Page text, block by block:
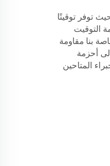
توفر توقيتًا
التوقيت
بنا مقاومة
أحزمة
المتاحين